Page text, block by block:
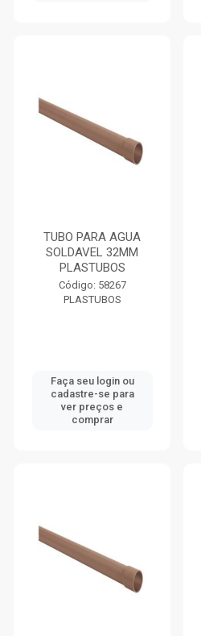
TUBO PARA AGUA
SOLDAVEL 32MM
PLASTUBOS
Código: 58267
PLASTUBOS
Faça seu login ou
cadastre-se para
ver preços e
comprar